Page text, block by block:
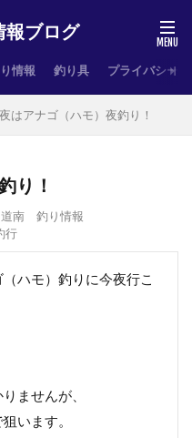
報ブログ
情報 釣り具 プライバシー
はアナゴ（ハモ）夜釣り！
り！
道南 釣り情報
行
ハモ）釣りに今夜行こ
ませんが、
います。